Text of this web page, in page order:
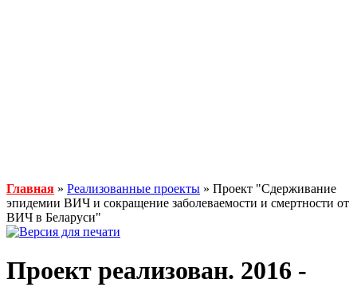
Главная » Реализованные проекты » Проект "Сдерживание
эпидемии ВИЧ и сокращение заболеваемости и смертности от
ВИЧ в Беларуси"
Проект реализован. 2016 -